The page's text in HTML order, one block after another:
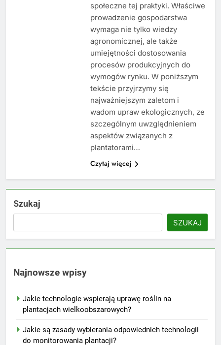
społeczne tej praktyki. Właściwe
prowadzenie gospodarstwa
wymaga nie tylko wiedzy
agronomicznej, ale także
umiejętności dostosowania
procesów produkcyjnych do
wymogów rynku. W poniższym
tekście przyjrzymy się
najważniejszym zaletom i
wadom upraw ekologicznych, ze
szczególnym uwzględnieniem
aspektów związanych z
plantatorami…
Czytaj więcej
Szukaj
SZUKAJ
Najnowsze wpisy
Jakie technologie wspierają uprawę roślin na
plantacjach wielkoobszarowych?
Jakie są zasady wybierania odpowiednich technologii
do monitorowania plantacji?